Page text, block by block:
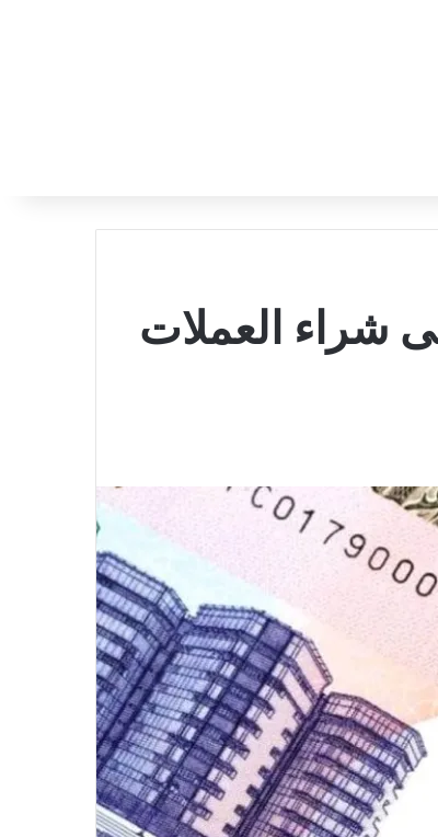
شراء العملات